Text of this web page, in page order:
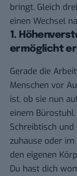
bringt. Gleich
einen Wechsel
1.
ermöglicht
Gerade die
Menschen vor
ist, ob sie nun
einem
Schreibtisch
zuhause oder
den eigenen
Du hast dich